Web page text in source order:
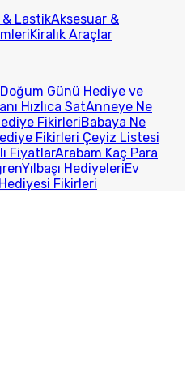
LastikAksesuar &
Kiralık Araçlar
Doğum Günü Hediye ve
Hızlıca SatAnneye Ne
FikirleriBabaya Ne
Fikirleri Çeyiz Listesi
FiyatlarArabam Kaç Para
Yılbaşı HediyeleriEv
Fikirleri